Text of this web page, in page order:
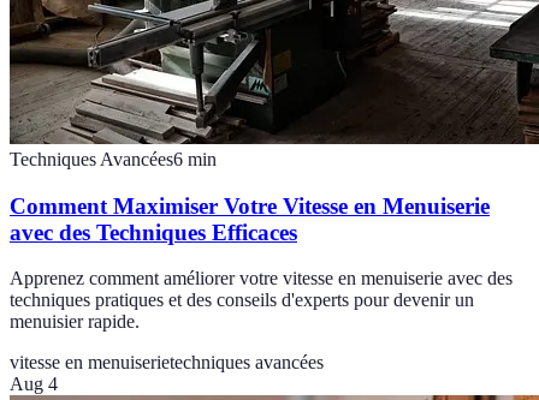
Techniques Avancées6 min
Comment Maximiser Votre Vitesse en Menuiserie
avec des Techniques Efficaces
Apprenez comment améliorer votre vitesse en menuiserie avec des
techniques pratiques et des conseils d'experts pour devenir un
menuisier rapide.
vitesse en menuiserietechniques avancées
Aug 4